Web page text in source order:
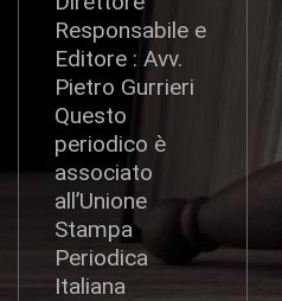
Responsabile e
Editore : Avv.
Pietro Gurrieri
Questo
periodico è
associato
all’Unione
Stampa
Periodica
Italiana